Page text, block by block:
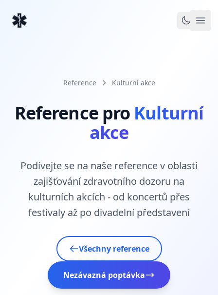
EventMedic
Toggle
Reference Kulturní akce
Reference pro Kulturní
akce
Podívejte se na naše reference v oblasti
zajišťování zdravotního dozoru na
kulturních akcích - od koncertů přes
festivaly až po divadelní představení
Všechny reference
Nezávazná poptávka